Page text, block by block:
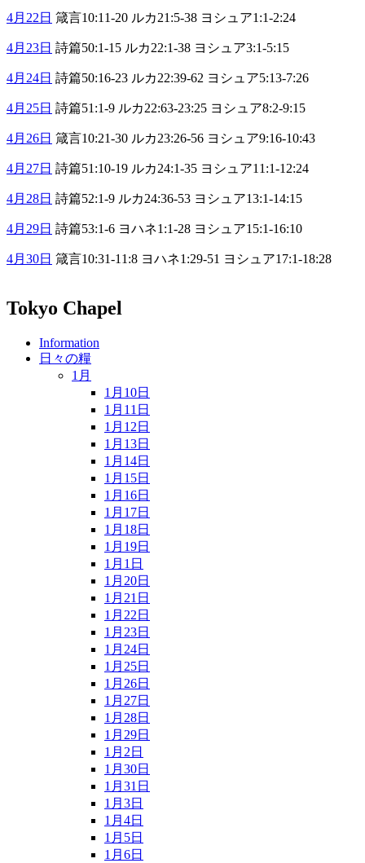
4月22日 箴言10:11-20 ルカ21:5-38 ヨシュア1:1-2:24
4月23日 詩篇50:1-15 ルカ22:1-38 ヨシュア3:1-5:15
4月24日 詩篇50:16-23 ルカ22:39-62 ヨシュア5:13-7:26
4月25日 詩篇51:1-9 ルカ22:63-23:25 ヨシュア8:2-9:15
4月26日 箴言10:21-30 ルカ23:26-56 ヨシュア9:16-10:43
4月27日 詩篇51:10-19 ルカ24:1-35 ヨシュア11:1-12:24
4月28日 詩篇52:1-9 ルカ24:36-53 ヨシュア13:1-14:15
4月29日 詩篇53:1-6 ヨハネ1:1-28 ヨシュア15:1-16:10
4月30日 箴言10:31-11:8 ヨハネ1:29-51 ヨシュア17:1-18:28
Tokyo Chapel
Information
日々の糧
1月
1月10日
1月11日
1月12日
1月13日
1月14日
1月15日
1月16日
1月17日
1月18日
1月19日
1月1日
1月20日
1月21日
1月22日
1月23日
1月24日
1月25日
1月26日
1月27日
1月28日
1月29日
1月2日
1月30日
1月31日
1月3日
1月4日
1月5日
1月6日